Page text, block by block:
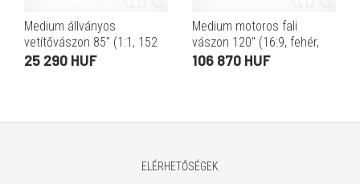
Medium állványos
vetítővászon 85" (1:1, 152
cm x 152 cm)
25 290 HUF
Medium motoros fali
vászon 120" (16:9, fehér,
266 x 150 cm, fényzáró, 3
106 870 HUF
ELÉRHETŐSÉGEK